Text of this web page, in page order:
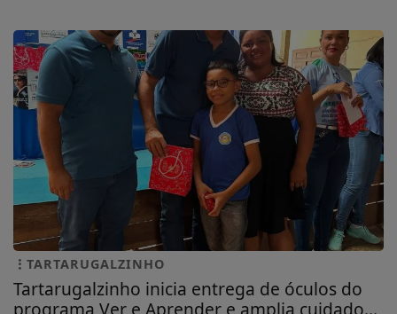
TARTARUGALZINHO
Tartarugalzinho inicia entrega de óculos do